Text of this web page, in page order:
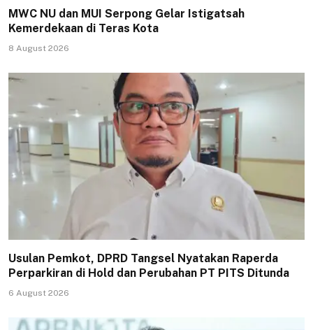
MWC NU dan MUI Serpong Gelar Istigatsah
Kemerdekaan di Teras Kota
8 August 2026
Usulan Pemkot, DPRD Tangsel Nyatakan Raperda
Perparkiran di Hold dan Perubahan PT PITS Ditunda
6 August 2026